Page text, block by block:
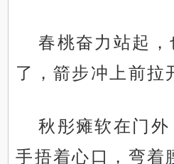
春桃奋力站起，
了，箭步冲上前拉
秋彤瘫软在门
手捂着心口，弯着